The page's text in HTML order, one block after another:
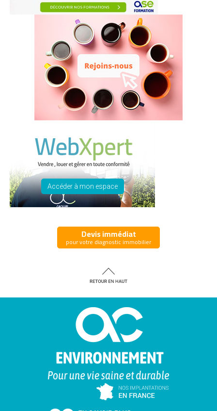
Accéder à mon espace
Devis immédiat
pour votre diagnostic immobilier